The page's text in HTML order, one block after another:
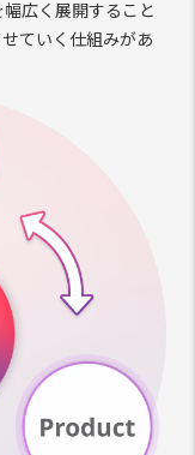
広く展開すること
ていく仕組みがあ